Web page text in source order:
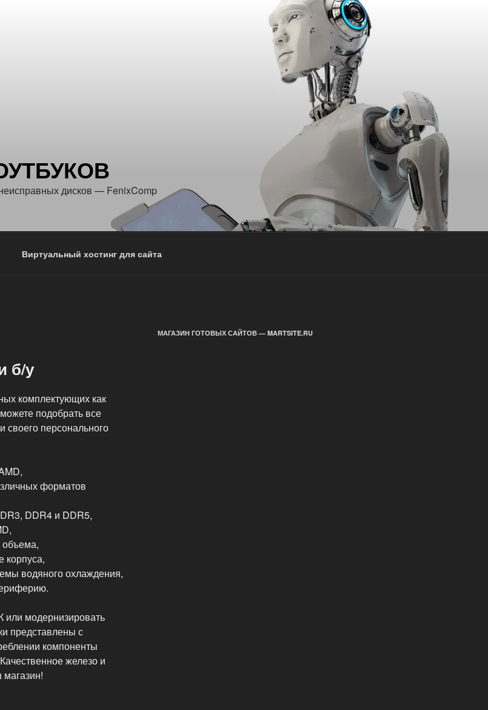
дисков — FenixComp
Виртуальный хостинг для сайта
б/у
комплектующих как
подобрать все
своего персонального
форматов
DDR4 и DDR5,
объема,
корпуса,
водяного охлаждения,
модернизировать
представлены с
компоненты
железо и
МАГАЗИН ГОТОВЫХ САЙТОВ — MARTSITE.RU